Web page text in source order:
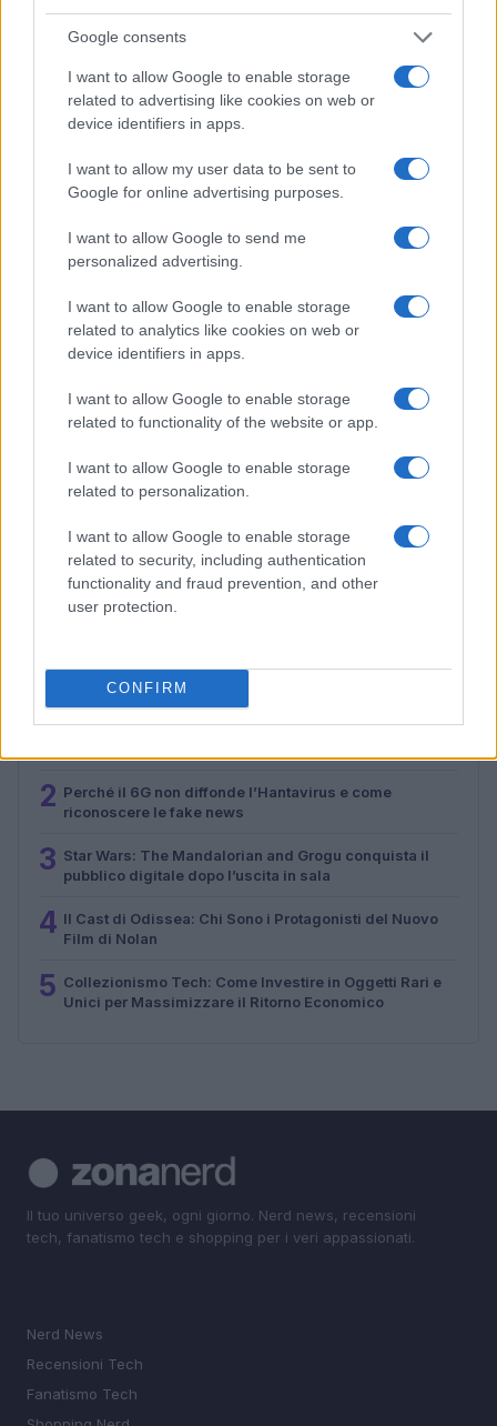
Google consents
I want to allow Google to enable storage
related to advertising like cookies on web or
device identifiers in apps.
I want to allow my user data to be sent to
Google for online advertising purposes.
I want to allow Google to send me
personalized advertising.
I want to allow Google to enable storage
related to analytics like cookies on web or
device identifiers in apps.
I want to allow Google to enable storage
related to functionality of the website or app.
I want to allow Google to enable storage
related to personalization.
I want to allow Google to enable storage
related to security, including authentication
functionality and fraud prevention, and other
user protection.
CONFIRM
Boom del settore tech italiano: 652 milioni in venture
Andrea Conforti · 6 Ago 2026
Malescomics 2026: eventi, ospiti e attività in Valle
Vigezzo
Andrea Conforti · 5 Ago 2026
PIÙ LETTI
1
Il mercato dell’intelligenza artificiale in Italia nel 2024:
2 Perché il 6G non diffonde l’Hantavirus e come
riconoscere le fake news
3 Star Wars: The Mandalorian and Grogu conquista il
pubblico digitale dopo l’uscita in sala
4 Il Cast di Odissea: Chi Sono i Protagonisti del Nuovo
Film di Nolan
5 Collezionismo Tech: Come Investire in Oggetti Rari e
Unici per Massimizzare il Ritorno Economico
Il tuo universo geek, ogni giorno. Nerd news, recensioni
tech, fanatismo tech e shopping per i veri appassionati.
Nerd News
Recensioni Tech
Fanatismo Tech